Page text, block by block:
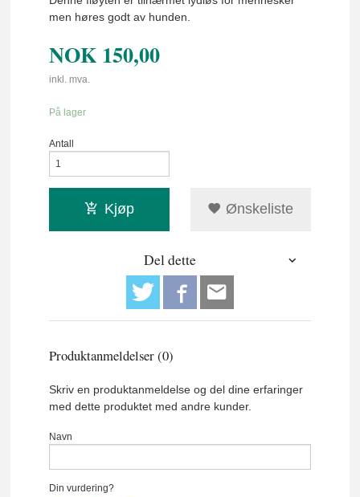
men høres godt av hunden.
NOK 150,00
inkl. mva.
På lager
Antall
Kjøp Ønskeliste
Del dette
Produktanmeldelser (0)
Skriv en produktanmeldelse og del dine erfaringer
med dette produktet med andre kunder.
Navn
Din vurdering?